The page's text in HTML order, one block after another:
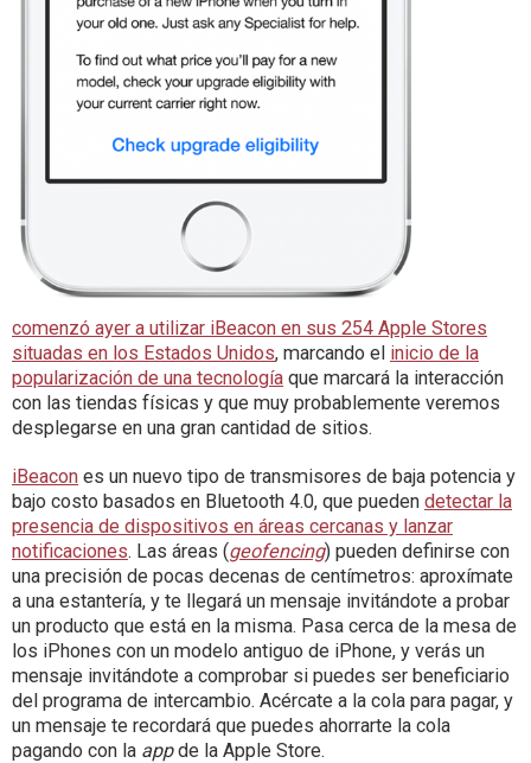
comenzó ayer a utilizar iBeacon en sus 254 Apple Stores
situadas en los Estados Unidos, marcando el inicio de la
popularización de una tecnología que marcará la interacción
con las tiendas físicas y que muy probablemente veremos
desplegarse en una gran cantidad de sitios.
iBeacon es un nuevo tipo de transmisores de baja potencia y
bajo costo basados en Bluetooth 4.0, que pueden detectar la
presencia de dispositivos en áreas cercanas y lanzar
notificaciones. Las áreas (geofencing) pueden definirse con
una precisión de pocas decenas de centímetros: aproxímate
a una estantería, y te llegará un mensaje invitándote a probar
un producto que está en la misma. Pasa cerca de la mesa de
los iPhones con un modelo antiguo de iPhone, y verás un
mensaje invitándote a comprobar si puedes ser beneficiario
del programa de intercambio. Acércate a la cola para pagar, y
un mensaje te recordará que puedes ahorrarte la cola
pagando con la appde la Apple Store.